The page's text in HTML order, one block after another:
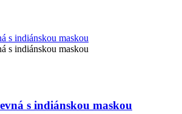
s indiánskou maskou